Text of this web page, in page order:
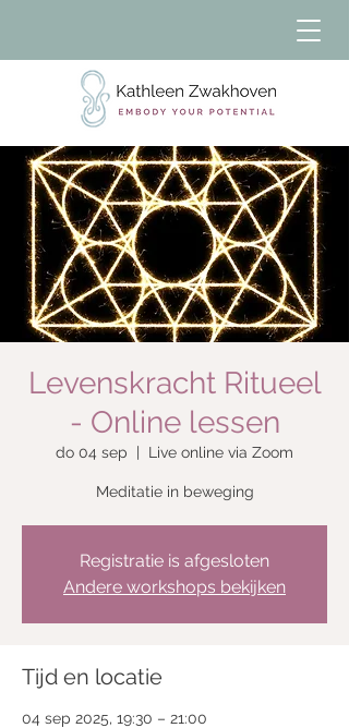
Levenskracht Ritueel
- Online lessen
do 04 sep
  |
Live online via Zoom
Meditatie in beweging
Registratie is afgesloten
Andere workshops bekijken
Tijd en locatie
04 sep 2025, 19:30 – 21:00